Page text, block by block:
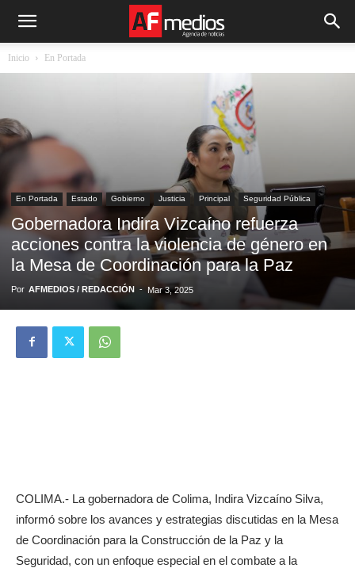
Inicio En Portada
En Portada Estado Gobierno Justicia Principal Seguridad Pública
Gobernadora Indira Vizcaíno refuerza
acciones contra la violencia de género en
la Mesa de Coordinación para la Paz
Por AFMEDIOS / REDACCIÓN - Mar 3, 2025
COLIMA.- La gobernadora de Colima, Indira Vizcaíno Silva,
informó sobre los avances y estrategias discutidas en la Mesa
de Coordinación para la Construcción de la Paz y la
Seguridad, con un enfoque especial en el combate a la